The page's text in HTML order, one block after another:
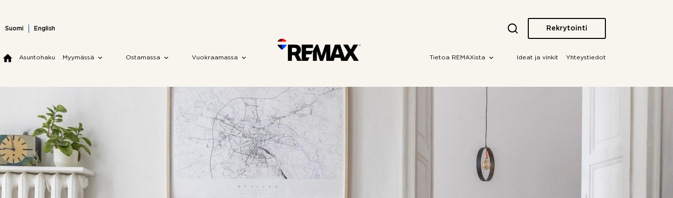
content
Suomi English Rekrytointi
Asuntohaku Myymässä Ostamassa Vuokraamassa Tietoa REMAXista Ideat ja vinkit Yhteystiedot